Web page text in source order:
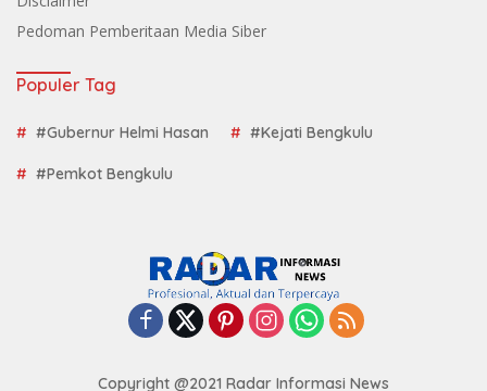
Pedoman Pemberitaan Media Siber
Populer Tag
#Gubernur Helmi Hasan #Kejati Bengkulu
#Pemkot Bengkulu
Copyright @2021 Radar Informasi News